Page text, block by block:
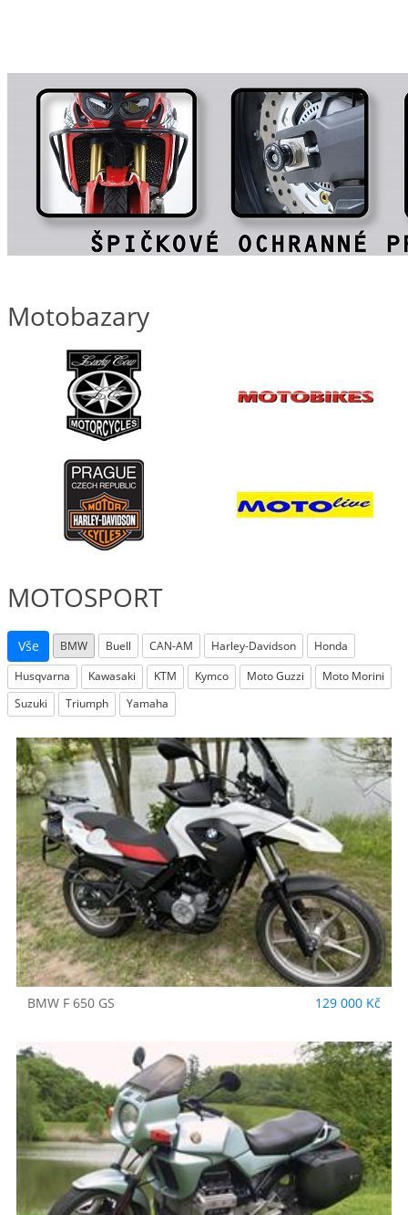
Motobazary
MOTOSPORT
Vše BMW Buell CAN-AM Harley-Davidson
Honda
Husqvarna
Kawasaki KTM Kymco Moto Guzzi
Moto Morini
Suzuki
Triumph Yamaha
BMW F 650 GS 129 000 Kč